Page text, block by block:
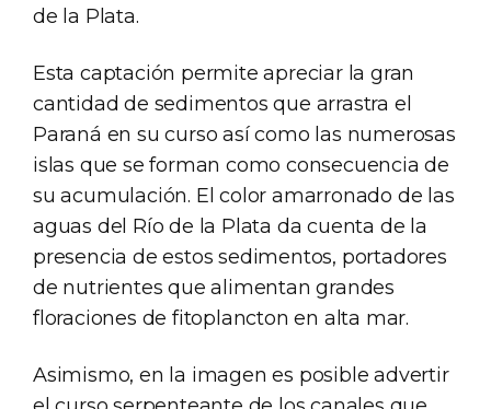
de la Plata.
Esta captación permite apreciar la gran
cantidad de sedimentos que arrastra el
Paraná en su curso así como las numerosas
islas que se forman como consecuencia de
su acumulación. El color amarronado de las
aguas del Río de la Plata da cuenta de la
presencia de estos sedimentos, portadores
de nutrientes que alimentan grandes
floraciones de fitoplancton en alta mar.
Asimismo, en la imagen es posible advertir